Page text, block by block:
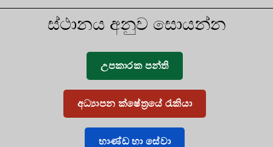
ස්ථානය අනුව සොයන්න
උපකාරක පන්ති
අධ්‍යාපන ක්ෂේත්‍රයේ රැකියා
භාණ්ඩ හා සේවා